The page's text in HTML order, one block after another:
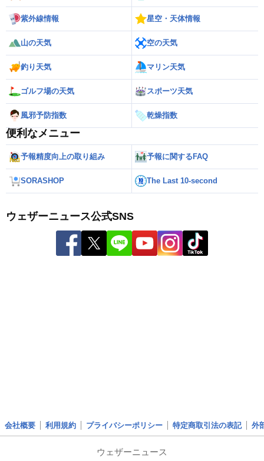
紫外線情報 星空・天体情報
山の天気 空の天気
釣り天気 マリン天気
ゴルフ場の天気 スポーツ天気
風邪予防指数 乾燥指数
便利なメニュー
予報精度向上の取り組み 予報に関するFAQ
SORASHOP The Last 10-second
ウェザーニュース公式SNS
会社概要 利用規約 プライバシーポリシー 特定商取引法の表記 外
ウェザーニュース